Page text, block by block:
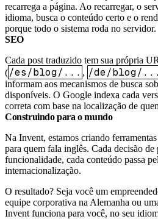
recarrega a página. Ao recarregar, o
idioma, busca o conteúdo certo e o
porque todo o sistema roda no servidor.
SEO
Cada post traduzido tem sua própria
(/es/blog/... , /de/blog/...
informam aos mecanismos de busca
disponíveis. O Google indexa cada
correta com base na localização de
Construindo para o mundo
Na Invent, estamos criando
para quem fala inglês. Cada decisão
funcionalidade, cada conteúdo passa
internacionalização.
O resultado? Seja você um
equipe corporativa na Alemanha ou
Invent funciona para você, no seu